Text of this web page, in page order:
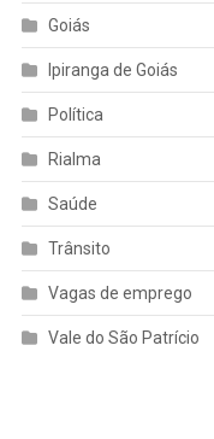
Goiás
Ipiranga de Goiás
Política
Rialma
Saúde
Trânsito
Vagas de emprego
Vale do São Patrício